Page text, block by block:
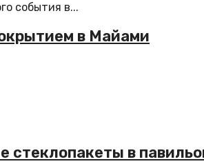
события в...
в Майами
стеклопакеты в